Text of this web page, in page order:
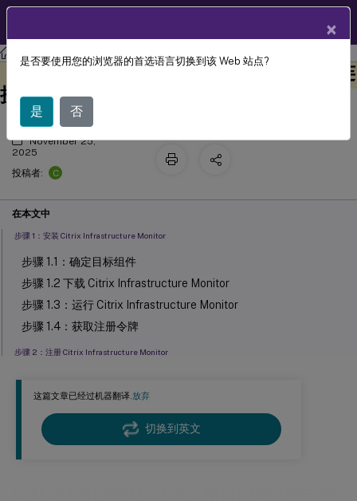
Citrix Virtual Apps and Desktops7 2511 Director
这篇文章已经过机器翻译.放弃
切换到英文
Citrix Infrastructure Monitor 的手动连
接
November 25,
2025
投稿者:
C
在本文中
步骤 1：安装 Citrix Infrastructure Monitor
步骤 1.1：确定目标组件
步骤 1.2 下载 Citrix Infrastructure Monitor
步骤 1.3：运行 Citrix Infrastructure Monitor
步骤 1.4：获取注册令牌
步骤 2：注册 Citrix Infrastructure Monitor
×
是否要使用您的浏览器的首选语言切换到该 Web 站点?
是 否